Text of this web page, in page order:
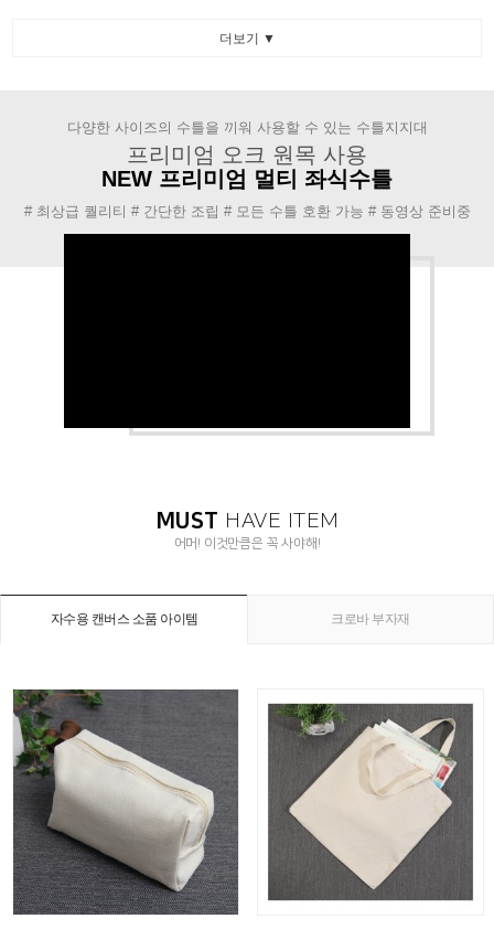
더보기 ▼
다양한 사이즈의 수틀을 끼워 사용할 수 있는 수틀지지대
프리미엄 오크 원목 사용
NEW 프리미엄 멀티 좌식수틀
# 최상급 퀄리티 # 간단한 조립 # 모든 수틀 호환 가능 # 동영상 준비중
MUST HAVE ITEM
어머! 이것만큼은 꼭 사야해!
자수용 캔버스 소품 아이템 크로바 부자재